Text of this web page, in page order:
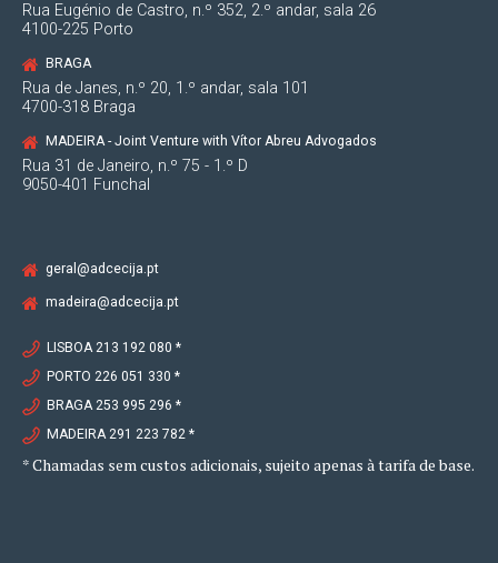
Rua Eugénio de Castro, n.º 352, 2.º andar, sala 26
4100-225 Porto
BRAGA
Rua de Janes, n.º 20, 1.º andar, sala 101
4700-318 Braga
MADEIRA - Joint Venture with Vítor Abreu Advogados
Rua 31 de Janeiro, n.º 75 - 1.º D
9050-401 Funchal
geral@adcecija.pt
madeira@adcecija.pt
LISBOA 213 192 080 *
PORTO 226 051 330 *
BRAGA 253 995 296 *
MADEIRA 291 223 782 *
* Chamadas sem custos adicionais, sujeito apenas à tarifa de base.